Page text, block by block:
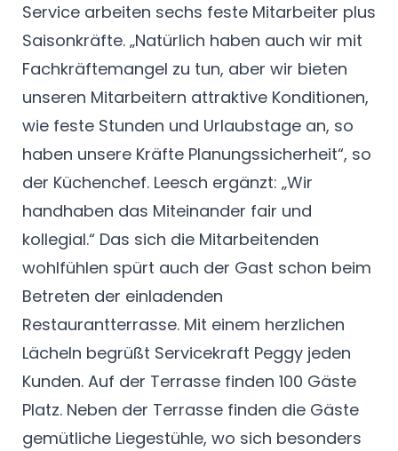
Service arbeiten sechs feste Mitarbeiter plus
Saisonkräfte. „Natürlich haben auch wir mit
Fachkräftemangel zu tun, aber wir bieten
unseren Mitarbeitern attraktive Konditionen,
wie feste Stunden und Urlaubstage an, so
haben unsere Kräfte Planungssicherheit“, so
der Küchenchef. Leesch ergänzt: „Wir
handhaben das Miteinander fair und
kollegial.“ Das sich die Mitarbeitenden
wohlfühlen spürt auch der Gast schon beim
Betreten der einladenden
Restaurantterrasse. Mit einem herzlichen
Lächeln begrüßt Servicekraft Peggy jeden
Kunden. Auf der Terrasse finden 100 Gäste
Platz. Neben der Terrasse finden die Gäste
gemütliche Liegestühle, wo sich besonders